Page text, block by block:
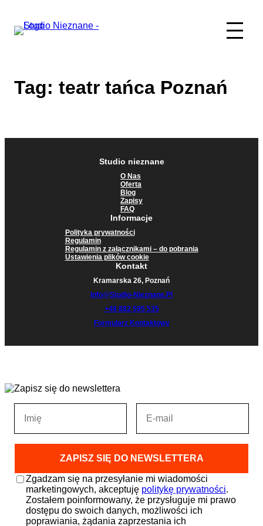
treści
Tag: teatr tańca Poznań
Studio nieznane
O Nas
Oferta
Blog
Zapisy
FAQ
Informacje
Polityka prywatności
Regulamin
Regulamin z załącznikami – do pobrania
Ustawienia plików cookie
Kontakt
Kramarska 26, Poznań
Info@studio-Nieznane.pl
+48 882 595 535
Formularz Kontaktowy
Zgadzam się na przesyłanie mi wiadomości
marketingowych, akceptuję politykę prywatności.
Zostałem poinformowany, że przysługuje mi prawo
dostępu do swoich danych, możliwości ich
poprawiania, żądania zaprzestania ich